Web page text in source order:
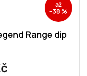
až
–38 %
Range dip